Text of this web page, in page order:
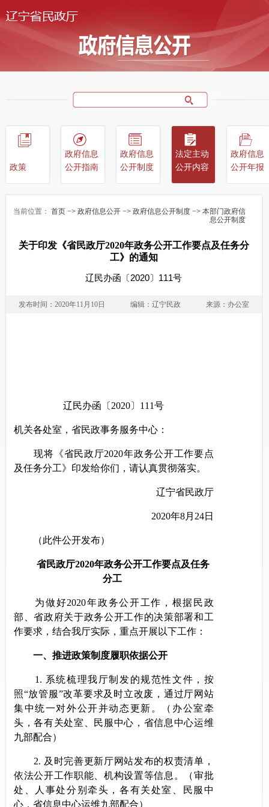
政策
政府信息
公开指南
政府信息
公开制度
法定主动
公开内容
政府信息
公开年报
当前位置： 首页−> 政府信息公开−> 政府信息公开制度−> 本部门政府信
息公开制度
关于印发《省民政厅2020年政务公开工作要点及任务分
工》的通知
辽民办函〔2020〕111号
发布时间：2020年11月10日 编辑：辽宁民政 来源：办公室
辽民办函〔 2020〕 111号
机关各处室，省民政事务服务中心：
现将《省民政厅2020年政务公开工作要点
及任务分工》印发给你们，请认真贯彻落实。
辽宁省民政厅
2020年8月 24日
（此件公开发布）
省民政厅2020年政务公开工作要点及任务
分工
为做好2020年政务公开工作， 根据民政
部、省政府关于政务公开工作的决策部署和工
作要求，结合我厅实际，重点开展以下工作：
一、推进政策制度履职依据公开
1. 系统梳理我厅制发的规范性文件 ，按
照“放管服”改革要求及时立改废，通过厅网站
集中统一对外公开并动态更新。 （ 办公室牵
头，各有关处室 、民服中心 ，省信息中心运维
九部配合）
2. 及时完善更新厅网站发布的权责清单，
依法公开工作职能、机构设置等信息。（审批
处、人事处分别牵头，各有关处室
、民服中
心 ，省信息中心运维九部配合）